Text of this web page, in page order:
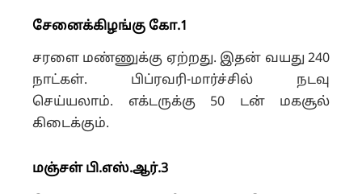
சேனைக்கிழங்கு கோ.1
சரளை மண்ணுக்கு ஏற்றது. இதன் வயது 240
நாட்கள். பிப்ரவரி-மார்ச்சில் நடவு
செய்யலாம். எக்டருக்கு 50 டன் மகசூல்
கிடைக்கும்.
மஞ்சள் பி.எஸ்.ஆர்.3